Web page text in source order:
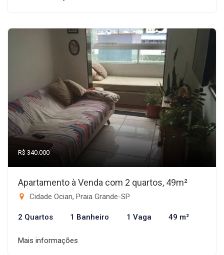
R$ 340.000
Apartamento à Venda com 2 quartos, 49m²
Cidade Ocian, Praia Grande-SP
2 Quartos 1 Banheiro 1 Vaga 49 m²
Mais informações